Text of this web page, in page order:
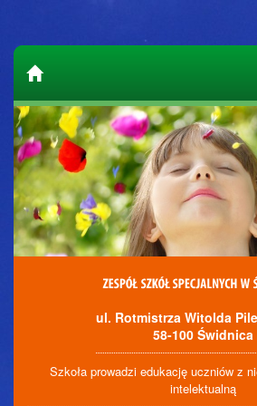
ul. Rotmistrza Witolda
58-100 Świdnica
Szkoła prowadzi edukację uczniów z
intelektualną